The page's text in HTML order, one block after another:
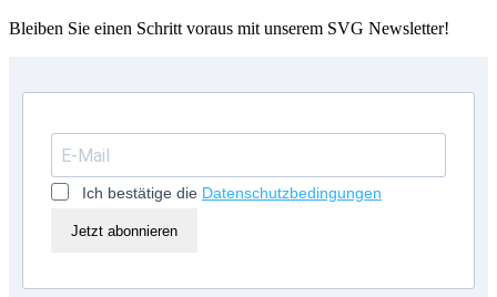
Bleiben Sie einen Schritt voraus mit unserem SVG Newsletter!
Ich bestätige die Datenschutzbedingungen
Jetzt abonnieren